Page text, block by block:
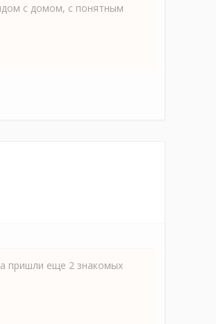
с домом, с понятным
пришли еще 2 знакомых